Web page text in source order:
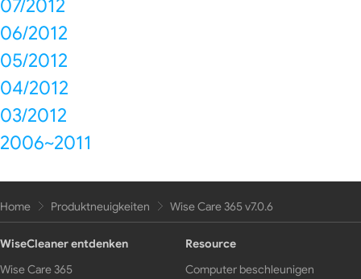
07/2012
06/2012
05/2012
04/2012
03/2012
2006~2011
Home Produktneuigkeiten Wise Care 365 v7.0.6
WiseCleaner entdenken
Wise Care 365
Resource
Computer beschleunigen